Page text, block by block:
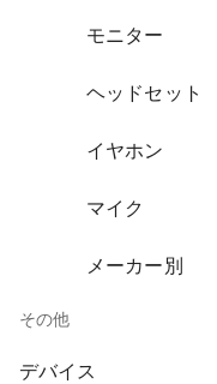
モニター
ヘッドセット
イヤホン
マイク
メーカー別
その他
デバイス